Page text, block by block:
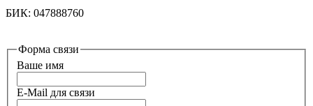
БИК: 047888760
Форма связи
Ваше имя
E-Mail для связи